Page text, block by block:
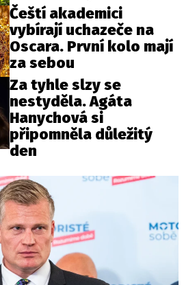
Čeští akademici
vybírají uchazeče na
Oscara. První kolo mají
za sebou
Za tyhle slzy se
nestyděla. Agáta
Hanychová si
připomněla důležitý
den